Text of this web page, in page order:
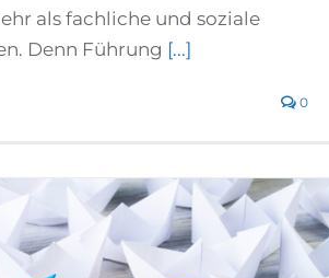
als fachliche und soziale
Denn Führung [...]
0